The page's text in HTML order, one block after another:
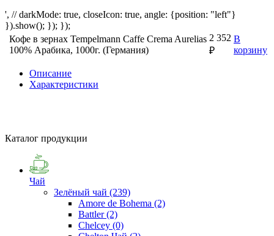
', // darkMode: true, closeIcon: true, angle: {position: "left"}
}).show(); }); });
Кофе в зернах Tempelmann Caffe Crema Aurelias
100% Арабика, 1000г. (Германия)
2 352
₽
В
корзину
Описание
Характеристики
Каталог продукции
Чай
Зелёный чай (239)
Amore de Bohema (2)
Battler(2)
Chelcey (0)